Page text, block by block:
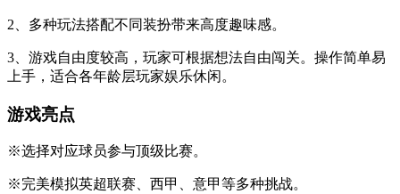
2、多种玩法搭配不同装扮带来高度趣味感。
3、游戏自由度较高，玩家可根据想法自由闯关。操作简单易
上手，适合各年龄层玩家娱乐休闲。
游戏亮点
※选择对应球员参与顶级比赛。
※完美模拟英超联赛、西甲、意甲等多种挑战。